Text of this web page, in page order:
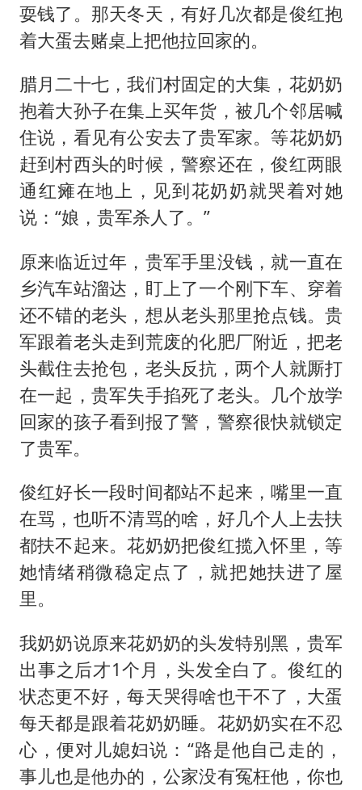
耍钱了。那天冬天，有好几次都是俊红抱
着大蛋去赌桌上把他拉回家的。
腊月二十七，我们村固定的大集，花奶奶
抱着大孙子在集上买年货，被几个邻居喊
住说，看见有公安去了贵军家。等花奶奶
赶到村西头的时候，警察还在，俊红两眼
通红瘫在地上，见到花奶奶就哭着对她
说：“娘，贵军杀人了。”
原来临近过年，贵军手里没钱，就一直在
乡汽车站溜达，盯上了一个刚下车、穿着
还不错的老头，想从老头那里抢点钱。贵
军跟着老头走到荒废的化肥厂附近，把老
头截住去抢包，老头反抗，两个人就厮打
在一起，贵军失手掐死了老头。几个放学
回家的孩子看到报了警，警察很快就锁定
了贵军。
俊红好长一段时间都站不起来，嘴里一直
在骂，也听不清骂的啥，好几个人上去扶
都扶不起来。花奶奶把俊红揽入怀里，等
她情绪稍微稳定点了，就把她扶进了屋
里。
我奶奶说原来花奶奶的头发特别黑，贵军
出事之后才1个月，头发全白了。俊红的
状态更不好，每天哭得啥也干不了，大蛋
每天都是跟着花奶奶睡。花奶奶实在不忍
心，便对儿媳妇说：“路是他自己走的，
事儿也是他办的，公家没有冤枉他，你也